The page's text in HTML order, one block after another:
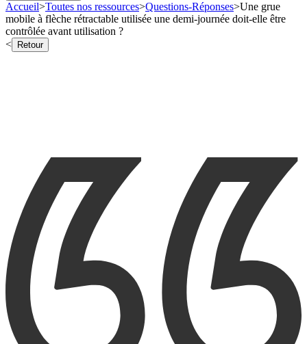
Accueil>Toutes nos ressources>Questions-Réponses>Une grue
mobile à flèche rétractable utilisée une demi-journée doit-elle être
contrôlée avant utilisation ?
<
Retour